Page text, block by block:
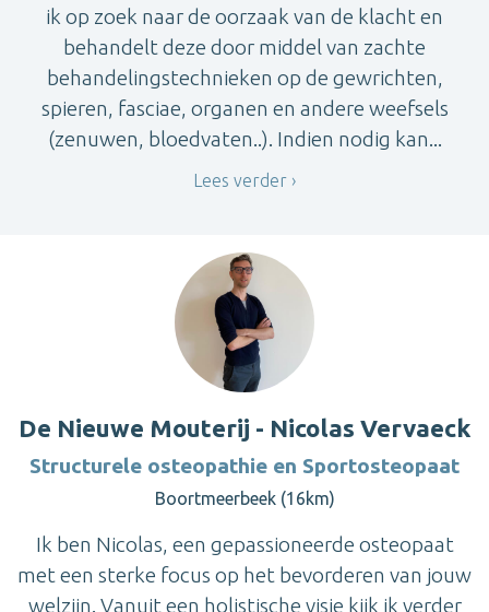
ik op zoek naar de oorzaak van de klacht en
behandelt deze door middel van zachte
behandelingstechnieken op de gewrichten,
spieren, fasciae, organen en andere weefsels
(zenuwen, bloedvaten..). Indien nodig kan...
Lees verder
De Nieuwe Mouterij - Nicolas Vervaeck
Structurele osteopathie en Sportosteopaat
Boortmeerbeek (16km)
Ik ben Nicolas, een gepassioneerde osteopaat
met een sterke focus op het bevorderen van jouw
welzijn. Vanuit een holistische visie kijk ik verder